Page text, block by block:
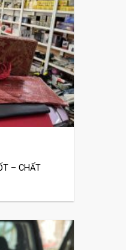
– CHẤT